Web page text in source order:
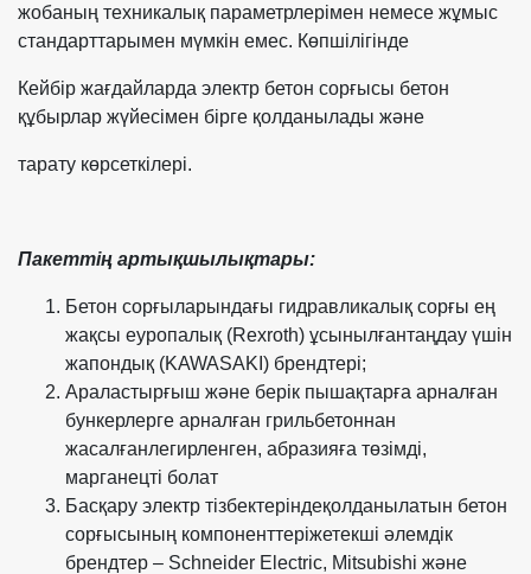
жобаның техникалық параметрлерімен немесе жұмыс
стандарттарымен мүмкін емес. Көпшілігінде
Кейбір жағдайларда электр бетон сорғысы бетон
құбырлар жүйесімен бірге қолданылады және
тарату көрсеткілері.
Пакеттің артықшылықтары:
Бетон сорғыларындағы гидравликалық сорғы ең
жақсы еуропалық (Rexroth) ұсынылғантаңдау үшін
жапондық (KAWASAKI) брендтері;
Араластырғыш және берік пышақтарға арналған
бункерлерге арналған грильбетоннан
жасалғанлегирленген, абразияға төзімді,
марганецті болат
Басқару электр тізбектеріндеқолданылатын бетон
сорғысының компоненттеріжетекші әлемдік
брендтер – Schneider Electric, Mitsubishi және